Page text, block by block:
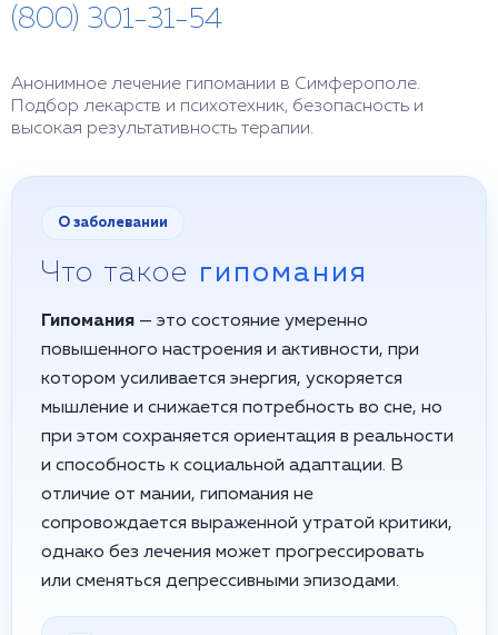
(800) 301-31-54
Анонимное лечение гипомании в Симферополе.
Подбор лекарств и психотехник, безопасность и
высокая результативность терапии.
О заболевании
Что такое гипомания
Гипомания — это состояние умеренно
повышенного настроения и активности, при
котором усиливается энергия, ускоряется
мышление и снижается потребность во сне, но
при этом сохраняется ориентация в реальности
и способность к социальной адаптации. В
отличие от мании, гипомания не
сопровождается выраженной утратой критики,
однако без лечения может прогрессировать
или сменяться депрессивными эпизодами.